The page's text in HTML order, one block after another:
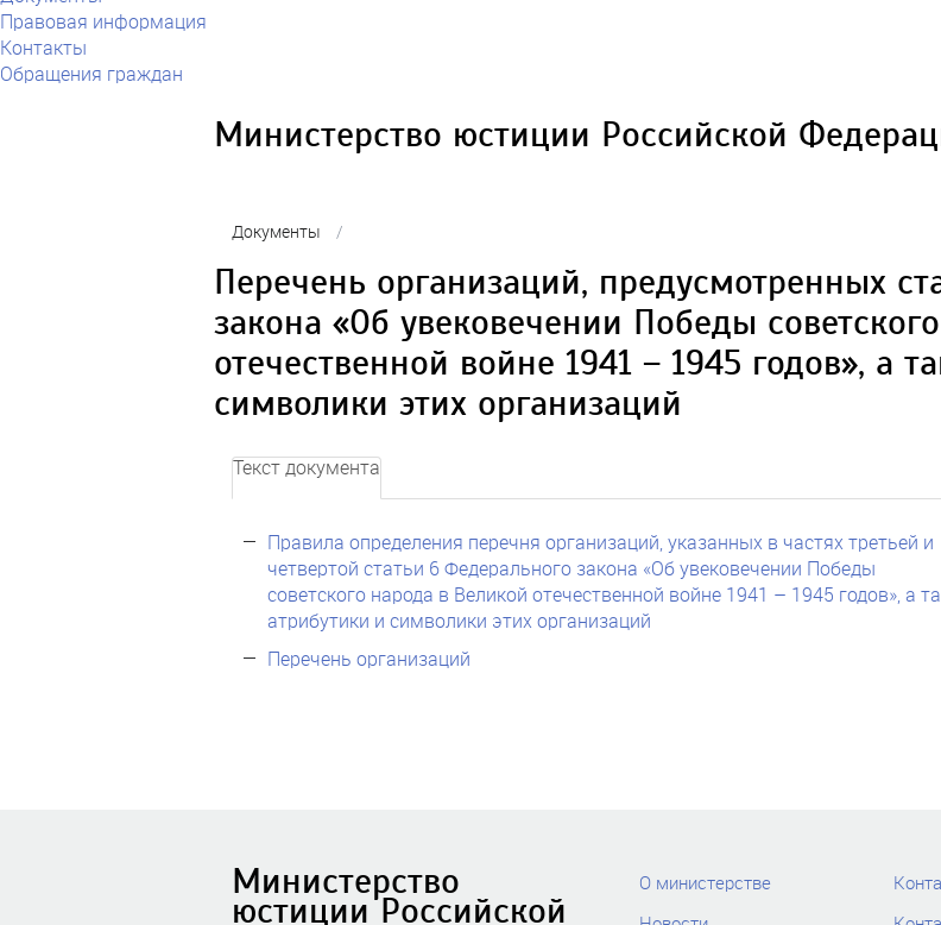
Правовая информация
Контакты
Обращения граждан
Министерство юстиции Российской
Документы /
Перечень организаций, предусмотренных
закона «Об увековечении Победы
отечественной войне 1941 – 1945 годов», а
символики этих организаций
Текст документа
Правила определения перечня организаций, указанных в частях третьей и
четвертой статьи 6 Федерального закона «Об увековечении Победы
советского народа в Великой отечественной войне 1941 – 1945 годов», а
атрибутики и символики этих организаций
Перечень организаций
Министерство
юстиции Российской
О министерстве